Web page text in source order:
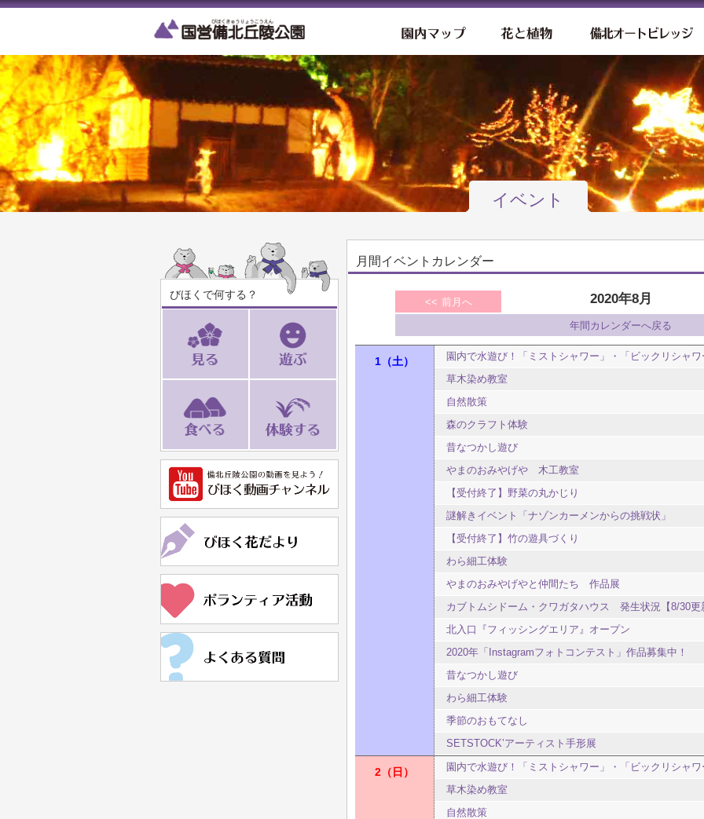
園内マップ 花と植物
イベント
びほくで何する？
遊ぶ
月間イベントカレンダー
前月へ 2020年8月
年間カレンダーへ戻る
1 土
園内で水遊び！「ミストシャワー」・「ビックリシャワ
草木染め教室
自然散策
森のクラフト体験
昔なつかし遊び
やまのおみやげや 木工教室
【受付終了】野菜の丸かじり
謎解きイベント「ナゾンカーメンからの挑戦状」
【受付終了】竹の遊具づくり
わら細工体験
やまのおみやげやと仲間たち 作品展
カブトムシドーム・クワガタハウス 発生状況【8/30更
北入口『フィッシングエリア』オープン
2020年「Instagramフォトコンテスト」作品募集中！
昔なつかし遊び
わら細工体験
季節のおもてなし
SETSTOCK’アーティスト手形展
2 日
園内で水遊び！「ミストシャワー」・「ビックリシャワ
草木染め教室
自然散策